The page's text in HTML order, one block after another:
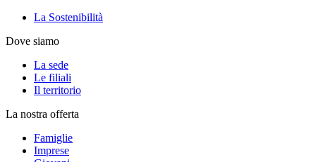
La Sostenibilità
Dove siamo
La sede
Le filiali
Il territorio
La nostra offerta
Famiglie
Imprese